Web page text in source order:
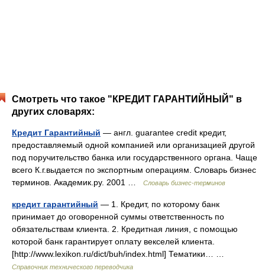
Смотреть что такое "КРЕДИТ ГАРАНТИЙНЫЙ" в
других словарях:
Кредит Гарантийный — англ. guarantee credit кредит,
предоставляемый одной компанией или организацией другой
под поручительство банка или государственного органа. Чаще
всего К.г.выдается по экспортным операциям. Словарь бизнес
терминов. Академик.ру. 2001 …
Словарь бизнес-терминов
кредит гарантийный — 1. Кредит, по которому банк
принимает до оговоренной суммы ответственность по
обязательствам клиента. 2. Кредитная линия, с помощью
которой банк гарантирует оплату векселей клиента.
[http://www.lexikon.ru/dict/buh/index.html] Тематики… …
Справочник технического переводчика